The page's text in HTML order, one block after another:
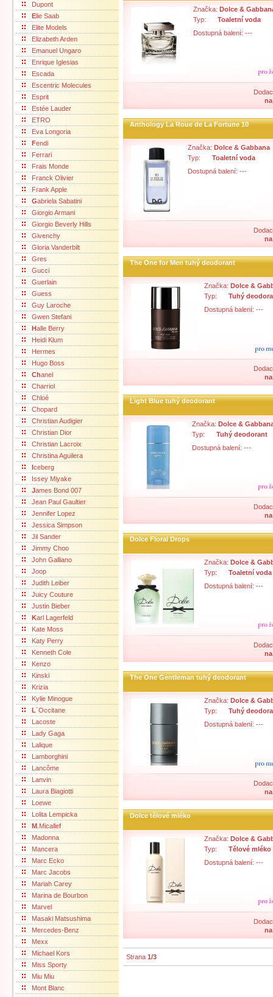
Dupont
Elie Saab
Elite Models
Elizabeth Arden
Emanuel Ungaro
Enrique Iglesias
Escada
Escentric Molecules
Esprit
Estée Lauder
ETRO
Eva Longoria
Fendi
Ferrari
Frais Monde
Franck Olivier
Frank Apple
Gabriela Sabatini
Giorgio Armani
Giorgio Beverly Hills
Givenchy
Gloria Vanderbilt
Gres
Gucci
Guerlain
Guess
Guy Laroche
Gwen Stefani
Halle Berry
Heidi Klum
Hermes
Hugo Boss
Chanel
Charriol
Chloé
Chopard
Christian Audigier
Christian Dior
Christian Lacroix
Christina Aguilera
Iceberg
Issey Miyake
James Bond 007
Jean Paul Gaultier
Jennifer Lopez
Jessica Simpson
Jil Sander
Jimmy Choo
John Galliano
Joop
Judith Leiber
Juicy Couture
Justin Bieber
Karl Lagerfeld
Kate Moss
Katy Perry
Kenneth Cole
Kenzo
Kinski
Krizia
Kylie Minogue
L´Occitane
Lacoste
Lady Gaga
Lalique
Lamborghini
Lancôme
Lanvin
Laura Biagiotti
Loewe
Lolita Lempicka
M .Micallef
Madonna
Mancera
Marc Ecko
Marc Jacobs
Mariah Carey
Marina de Bourbon
Marvel
Masaki Matsushima
Mercedes-Benz
Mexx
Michael Kors
Miss Sporty
Miu Miu
Mont Blanc
Značka: Dolce &
Typ:
Toaletní voda
Dostupná balení: ---
Anthology La Roue de La Fortune 10
Značka: Dolce & Gabbana
Typ:
Toaletní voda
Dostupná balení: ---
The One for Men tuhý deodorant
Značka: Dolce &
Typ:
Tuhý
Dostupná balení: ---
Light Blue tuhý deodorant
Značka: Dolce &
Typ:
Tuhý deodorant
Dostupná balení: ---
Dolce Floral Drops
Značka: Dolce &
Typ:
Toaletní voda
Dostupná balení: ---
The One Gentleman tuhý deodorant
Značka: Dolce &
Typ:
Tuhý
Dostupná balení: ---
Dolce tělové mléko
Značka: Dolce &
Typ:
Tělové mléko
Dostupná balení: ---
Strana 1/3